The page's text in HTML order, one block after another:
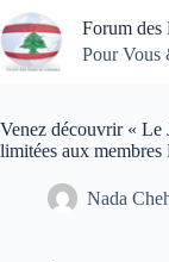
Passer
au
contenu
Forum des
Pour Vous
Venez découvrir « Le
limitées aux membres
Nada